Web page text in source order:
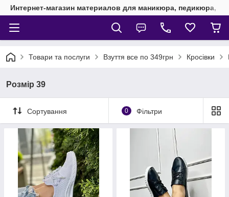
Интернет-магазин материалов для маникюра, педикюра,
Товари та послуги Взуття все по 349грн Кросівки
Розмір 39
Сортування 0 Фільтри